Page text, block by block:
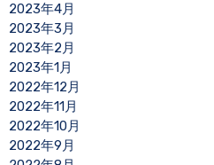
2023年4月
2023年3月
2023年2月
2023年1月
2022年12月
2022年11月
2022年10月
2022年9月